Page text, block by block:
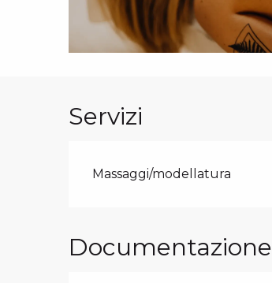
Servizi
Massaggi/modellatura
Documentazione